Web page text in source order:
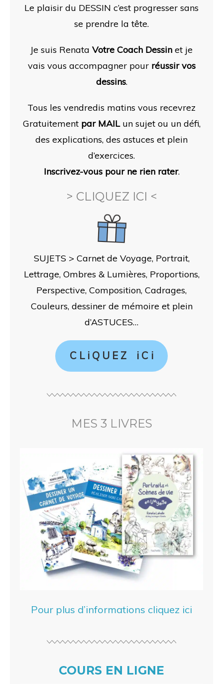
Le plaisir du DESSIN c’est progresser sans
se prendre la tête.
Je suis Renata Votre Coach Dessin et je
vais vous accompagner pour réussir vos
dessins.
Tous les vendredis matins vous recevrez
Gratuitement par MAILun sujet ou un défi,
des explications, des astuces et plein
d’exercices.
Inscrivez-vous pour ne rien rater.
> CLIQUEZ ICI <
SUJETS > Carnet de Voyage, Portrait,
Lettrage, Ombres & Lumières, Proportions,
Perspective, Composition, Cadrages,
Couleurs, dessiner de mémoire et plein
d’ASTUCES…
C L i Q U E Z i C i
MES 3 LIVRES
Pour plus d’informations cliquez ici
COURS EN LIGNE